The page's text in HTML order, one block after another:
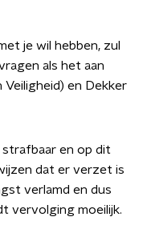
je wil hebben, zul
als het aan
en Dekker
strafbaar en op dit
dat er verzet is
verlamd en dus
vervolging moeilijk.